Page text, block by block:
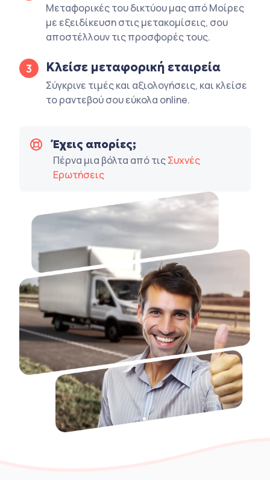
Μεταφορικές του δικτύου μας από Μοίρες
με εξειδίκευση στις μετακομίσεις, σου
αποστέλλουν τις προσφορές τους.
3 Κλείσε μεταφορική εταιρεία
Σύγκρινε τιμές και αξιολογήσεις, και κλείσε
το ραντεβού σου εύκολα online.
Έχεις απορίες;
Πέρνα μια βόλτα από τιςΣυχνές
Ερωτήσεις